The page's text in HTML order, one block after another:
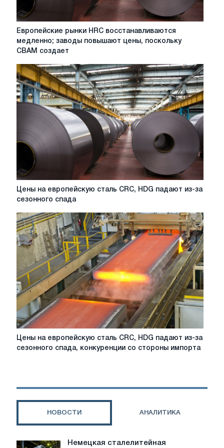
Европейские
рынки
HRC
медленно;
заводы
повышают
цены,
поскольку
структурную
нагрузку
импорт
Европейские рынки HRC восстанавливаются
медленно; заводы повышают цены, поскольку
CBAM создает
Цены
на
сталь
CRC,
HDG
падают
из-
за
сезонного
спада
Цены на европейскую сталь CRC, HDG падают из-за
сезонного спада
Цены
HDG
Цены на европейскую сталь CRC, HDG падают из-за
сезонного спада, конкуренции со стороны импорта
НОВОСТИ АНАЛИТИКА
Немецкая Немецкая сталелитейная